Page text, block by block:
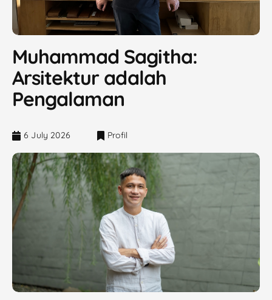
Muhammad Sagitha:
Arsitektur adalah
Pengalaman
6 July 2026 Profil